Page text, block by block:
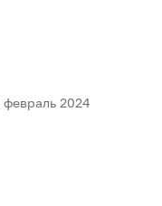
февраль 2024